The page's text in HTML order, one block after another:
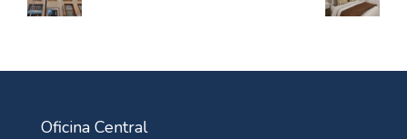
Oficina Central